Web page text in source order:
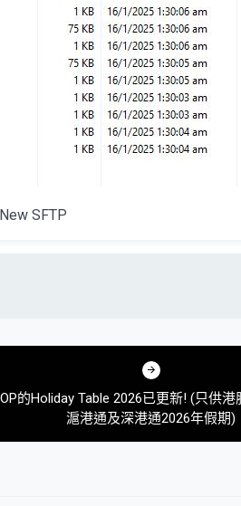
SFTP
的Holiday Table 2026已更新! (只供港
滬港通及深港通2026年假期)